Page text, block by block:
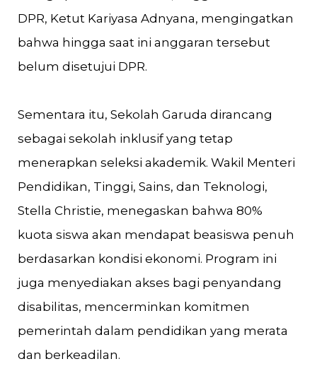
DPR, Ketut Kariyasa Adnyana, mengingatkan
bahwa hingga saat ini anggaran tersebut
belum disetujui DPR.
Sementara itu, Sekolah Garuda dirancang
sebagai sekolah inklusif yang tetap
menerapkan seleksi akademik. Wakil Menteri
Pendidikan, Tinggi, Sains, dan Teknologi,
Stella Christie, menegaskan bahwa 80%
kuota siswa akan mendapat beasiswa penuh
berdasarkan kondisi ekonomi. Program ini
juga menyediakan akses bagi penyandang
disabilitas, mencerminkan komitmen
pemerintah dalam pendidikan yang merata
dan berkeadilan.